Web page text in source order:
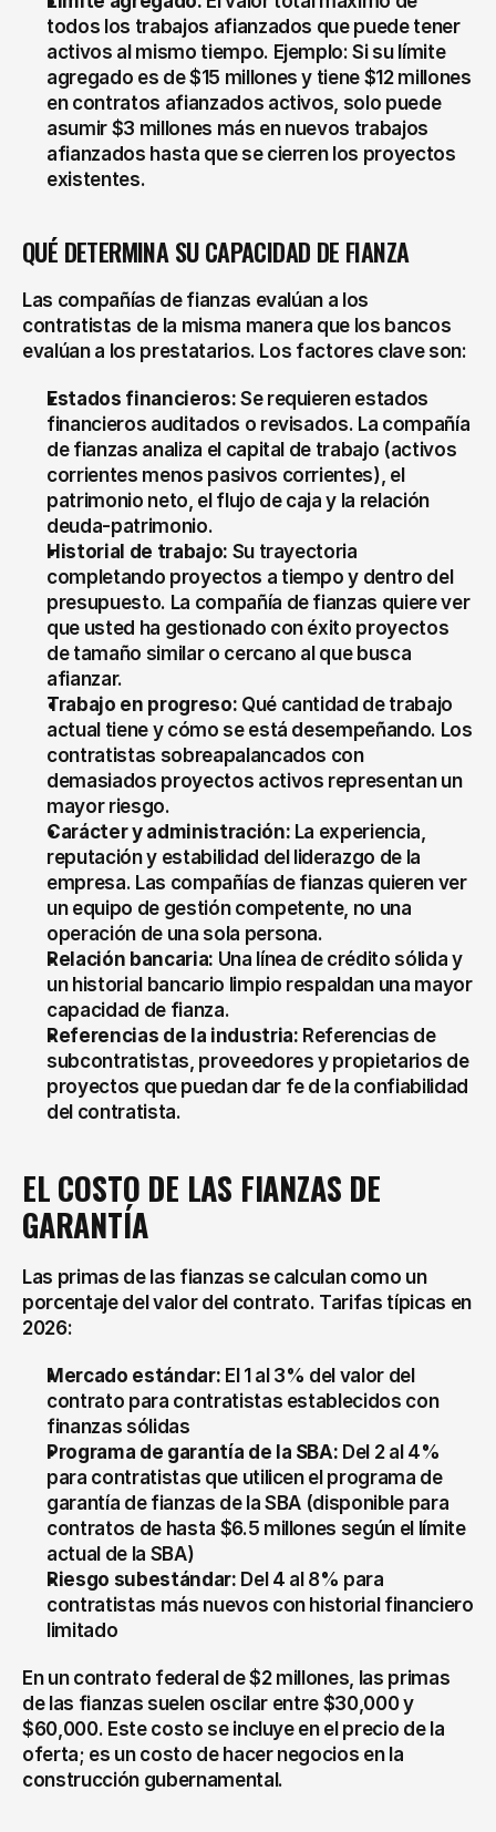
todos los trabajos afianzados que puede tener
activos al mismo tiempo. Ejemplo: Si su límite
agregado es de $15 millones y tiene $12 millones
en contratos afianzados activos, solo puede
asumir $3 millones más en nuevos trabajos
afianzados hasta que se cierren los proyectos
existentes.
QUÉ DETERMINA SU CAPACIDAD DE FIANZA
Las compañías de fianzas evalúan a los
contratistas de la misma manera que los bancos
evalúan a los prestatarios. Los factores clave son:
Estados financieros: Se requieren estados
financieros auditados o revisados. La compañía
de fianzas analiza el capital de trabajo (activos
corrientes menos pasivos corrientes), el
patrimonio neto, el flujo de caja y la relación
deuda-patrimonio.
Historial de trabajo: Su trayectoria
completando proyectos a tiempo y dentro del
presupuesto. La compañía de fianzas quiere ver
que usted ha gestionado con éxito proyectos
de tamaño similar o cercano al que busca
afianzar.
Trabajo en progreso: Qué cantidad de trabajo
actual tiene y cómo se está desempeñando. Los
contratistas sobreapalancados con
demasiados proyectos activos representan un
mayor riesgo.
Carácter y administración: La experiencia,
reputación y estabilidad del liderazgo de la
empresa. Las compañías de fianzas quieren ver
un equipo de gestión competente, no una
operación de una sola persona.
Relación bancaria: Una línea de crédito sólida y
un historial bancario limpio respaldan una mayor
capacidad de fianza.
Referencias de la industria: Referencias de
subcontratistas, proveedores y propietarios de
proyectos que puedan dar fe de la confiabilidad
del contratista.
EL COSTO DE LAS FIANZAS DE
GARANTÍA
Las primas de las fianzas se calculan como un
porcentaje del valor del contrato. Tarifas típicas en
2026:
Mercado estándar: El 1 al 3% del valor del
contrato para contratistas establecidos con
finanzas sólidas
Programa de garantía de la SBA: Del 2 al 4%
para contratistas que utilicen el programa de
garantía de fianzas de la SBA (disponible para
contratos de hasta $6.5 millones según el límite
actual de la SBA)
Riesgo subestándar: Del 4 al 8% para
contratistas más nuevos con historial financiero
limitado
En un contrato federal de $2 millones, las primas
de las fianzas suelen oscilar entre $30,000 y
$60,000. Este costo se incluye en el precio de la
oferta; es un costo de hacer negocios en la
construcción gubernamental.